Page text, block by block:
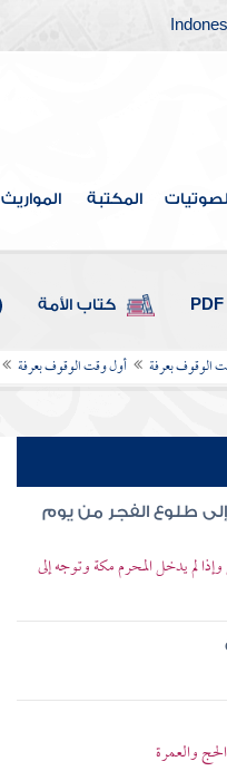
المكتبة المواريث
كتاب الأمة
الوقوف بعرفة أول وقت الوقوف بعرفة
طلوع الفجر من يوم
لم يدخل المحرم مكة وتوجه إلى
والعمرة